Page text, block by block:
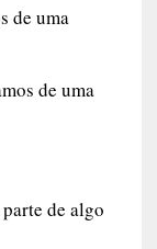
de uma
de uma
de algo